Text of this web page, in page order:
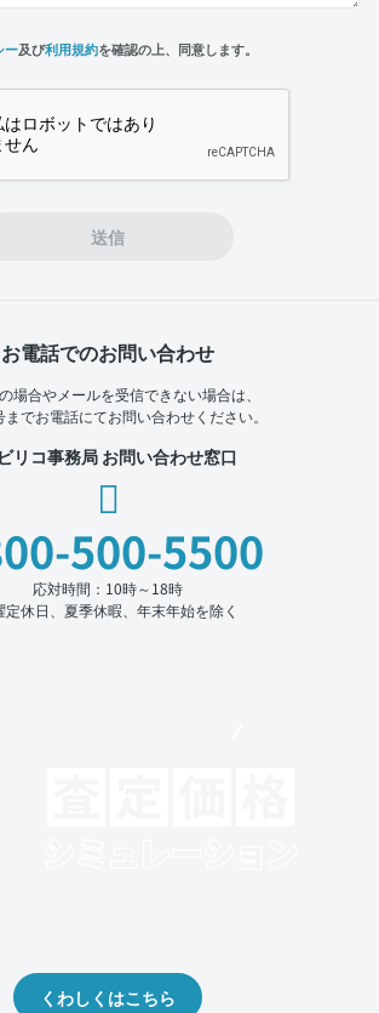
ー及び利用規約を確認の上、同意します。
送信
お電話でのお問い合わせ
場合やメールを受信できない場合は、
でお電話にてお問い合わせください。
リコ事務局 お問い合わせ窓口
500-5500
応対時間：10時～18時
定休日、夏季休暇、年末年始を除く
くわしくはこちら